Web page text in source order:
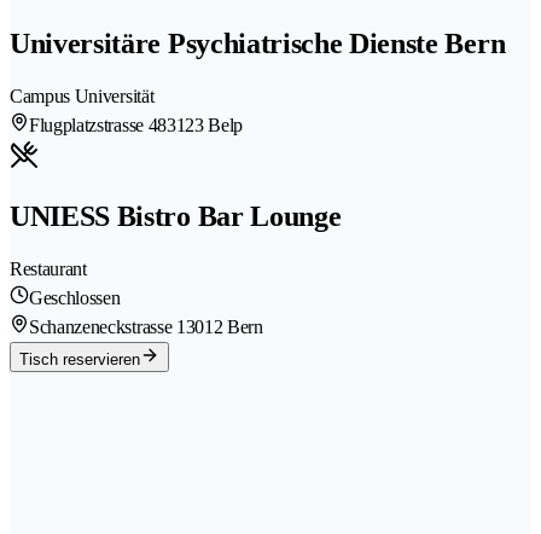
Universitäre Psychiatrische Dienste Bern
Campus Universität
Flugplatzstrasse 483123 Belp
UNIESS Bistro Bar Lounge
Restaurant
Geschlossen
Schanzeneckstrasse 13012 Bern
Tisch reservieren